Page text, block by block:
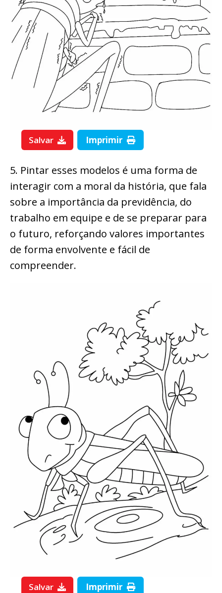
Salvar Imprimir
5. Pintar esses modelos é uma forma de
interagir com a moral da história, que fala
sobre a importância da previdência, do
trabalho em equipe e de se preparar para
o futuro, reforçando valores importantes
de forma envolvente e fácil de
compreender.
Salvar Imprimir